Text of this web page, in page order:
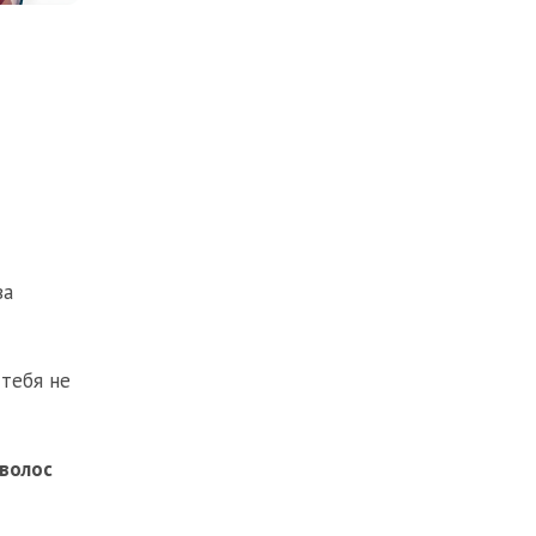
не